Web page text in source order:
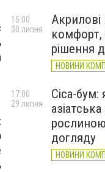
Акрилові
комфорт,
рішення
НОВИНИ
15:00
30 липня
Cica-бум:
догляду
НОВИНИ
17:00
29 липня